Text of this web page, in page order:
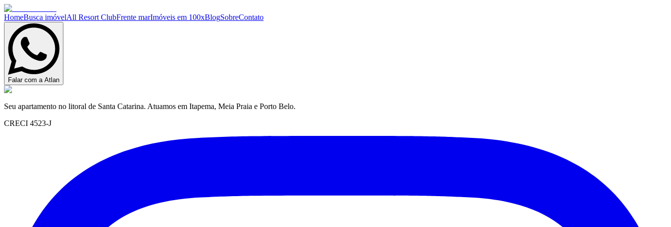
HomeBusca imóvelAll Resort ClubFrente marImóveis em 100xBlogSobreContato
Falar com a Atlan
Seu apartamento no litoral de Santa Catarina. Atuamos em Itapema, Meia Praia e Porto Belo.
CRECI 4523-J